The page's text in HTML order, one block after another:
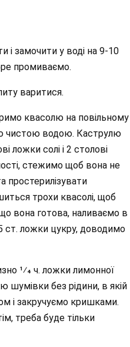
і замочити у воді на 9-10
промиваємо.
варитися.
квасолю на повільному
чистою водою. Каструлю
ложки солі і 2 столові
стежимо щоб вона не
простерилізувати
трохи квасолі, щоб
вона готова, наливаємо в
ст. ложки цукру, доводимо
1⁄4 ч. ложки лимонної
шумівки без рідини, в якій
і закручуємо кришками.
треба буде тільки